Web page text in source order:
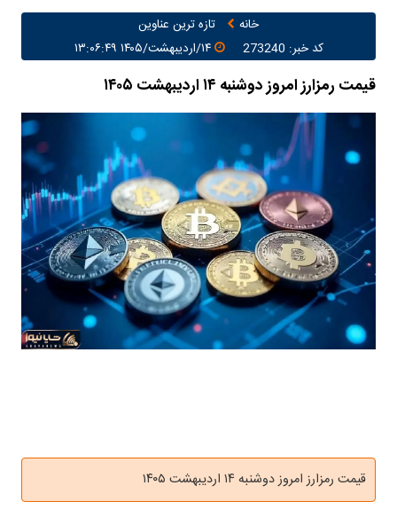
خانه
تازه ترین عناوین
کد خبر: 273240
۱۴/اردیبهشت/۱۴۰۵ ۱۳:۰۶:۴۹
قیمت رمزارز امروز دوشنبه ۱۴ اردیبهشت ۱۴۰۵
قیمت رمزارز امروز دوشنبه ۱۴ اردیبهشت ۱۴۰۵